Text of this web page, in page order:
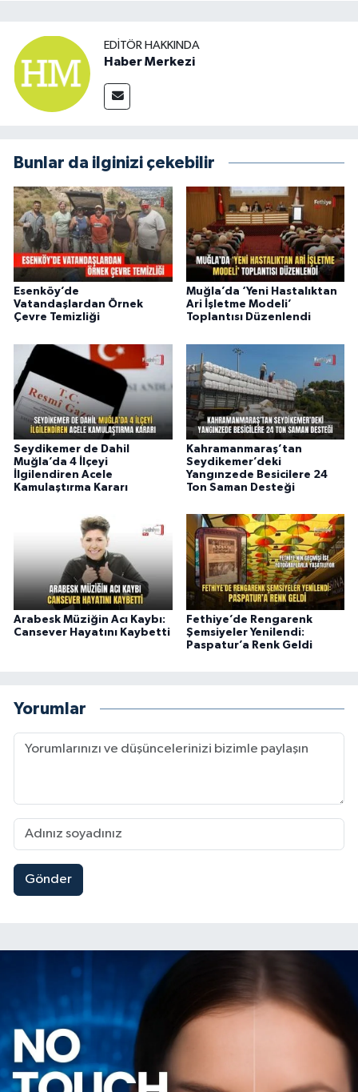
EDITÖR HAKKINDA
Haber Merkezi
Bunlar da ilginizi çekebilir
Esenköy’de
Vatandaşlardan Örnek
Çevre Temizliği
Muğla’da ‘Yeni Hastalıktan
Ari İşletme Modeli’
Toplantısı Düzenlendi
Seydikemer de Dahil
Muğla’da 4 İlçeyi
İlgilendiren Acele
Kamulaştırma Kararı
Kahramanmaraş’tan
Seydikemer’deki
Yangınzede Besicilere 24
Ton Saman Desteği
Arabesk Müziğin Acı Kaybı:
Cansever Hayatını Kaybetti
Fethiye’de Rengarenk
Şemsiyeler Yenilendi:
Paspatur’a Renk Geldi
Yorumlar
Gönder